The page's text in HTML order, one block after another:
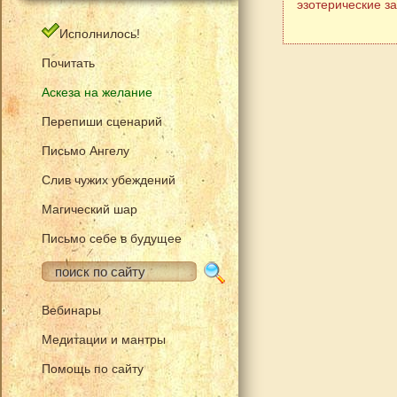
Исполнилось!
Почитать
Аскеза на желание
Перепиши сценарий
Письмо Ангелу
Слив чужих убеждений
Магический шар
Письмо себе в будущее
Вебинары
Медитации и мантры
Помощь по сайту
эзотерические